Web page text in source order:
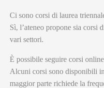
Ci sono corsi di laurea
Sì, l’ateneo propone sia corsi
vari settori.
È possibile seguire corsi
Alcuni corsi sono disponibili
maggior parte richiede la